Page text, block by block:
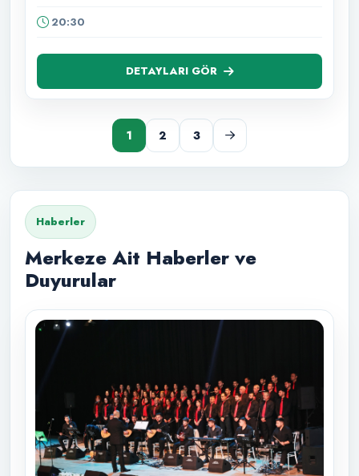
20:30
DETAYLARI GÖR
1 2 3
Haberler
Merkeze Ait Haberler ve
Duyurular